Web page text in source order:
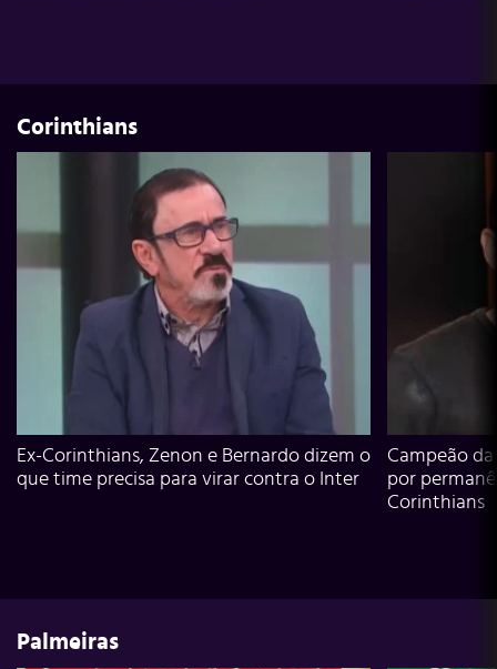
Corinthians
Ex-Corinthians, Zenon e Bernardo dizem o
que time precisa para virar contra o Inter
Campeão
por
Corinthians
Palmeiras